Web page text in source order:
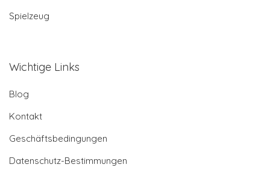
Spielzeug
Wichtige Links
Blog
Kontakt
Geschäftsbedingungen
Datenschutz-Bestimmungen